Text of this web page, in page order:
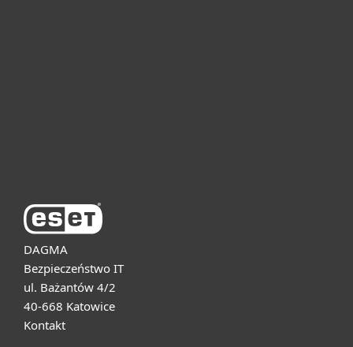
DAGMA
Bezpieczeństwo IT
ul. Bażantów 4/2
40-668 Katowice
Kontakt